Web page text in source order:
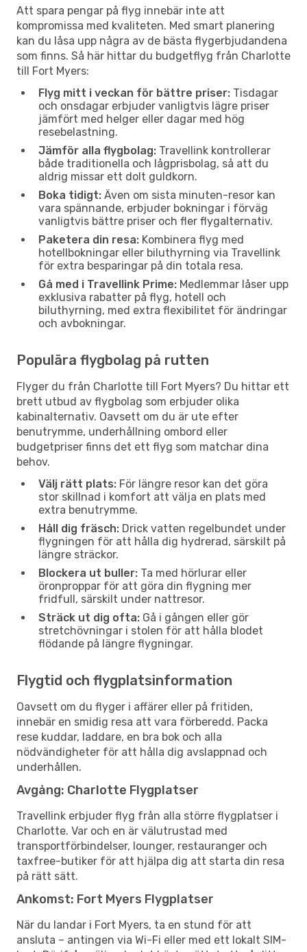
Att spara pengar på flyg innebär inte att
kompromissa med kvaliteten. Med smart planering
kan du låsa upp några av de bästa flygerbjudandena
som finns. Så här hittar du budgetflyg från Charlotte
till Fort Myers:
Flyg mitt i veckan för bättre priser: Tisdagar
och onsdagar erbjuder vanligtvis lägre priser
jämfört med helger eller dagar med hög
resebelastning.
Jämför alla flygbolag: Travellink kontrollerar
både traditionella och lågprisbolag, så att du
aldrig missar ett dolt guldkorn.
Boka tidigt: Även om sista minuten-resor kan
vara spännande, erbjuder bokningar i förväg
vanligtvis bättre priser och fler flygalternativ.
Paketera din resa: Kombinera flyg med
hotellbokningar eller biluthyrning via Travellink
för extra besparingar på din totala resa.
Gå med i Travellink Prime: Medlemmar låser upp
exklusiva rabatter på flyg, hotell och
biluthyrning, med extra flexibilitet för ändringar
och avbokningar.
Populära flygbolag på rutten
Flyger du från Charlotte till Fort Myers? Du hittar ett
brett utbud av flygbolag som erbjuder olika
kabinalternativ. Oavsett om du är ute efter
benutrymme, underhållning ombord eller
budgetpriser finns det ett flyg som matchar dina
behov.
Välj rätt plats: För längre resor kan det göra
stor skillnad i komfort att välja en plats med
extra benutrymme.
Håll dig fräsch: Drick vatten regelbundet under
flygningen för att hålla dig hydrerad, särskilt på
längre sträckor.
Blockera ut buller: Ta med hörlurar eller
öronproppar för att göra din flygning mer
fridfull, särskilt under nattresor.
Sträck ut dig ofta: Gå i gången eller gör
stretchövningar i stolen för att hålla blodet
flödande på längre flygningar.
Flygtid och flygplatsinformation
Oavsett om du flyger i affärer eller på fritiden,
innebär en smidig resa att vara förberedd. Packa
rese kuddar, laddare, en bra bok och alla
nödvändigheter för att hålla dig avslappnad och
underhållen.
Avgång: Charlotte Flygplatser
Travellink erbjuder flyg från alla större flygplatser i
Charlotte. Var och en är välutrustad med
transportförbindelser, lounger, restauranger och
taxfree-butiker för att hjälpa dig att starta din resa
på rätt sätt.
Ankomst: Fort Myers Flygplatser
När du landar i Fort Myers, ta en stund för att
ansluta – antingen via Wi-Fi eller med ett lokalt SIM-